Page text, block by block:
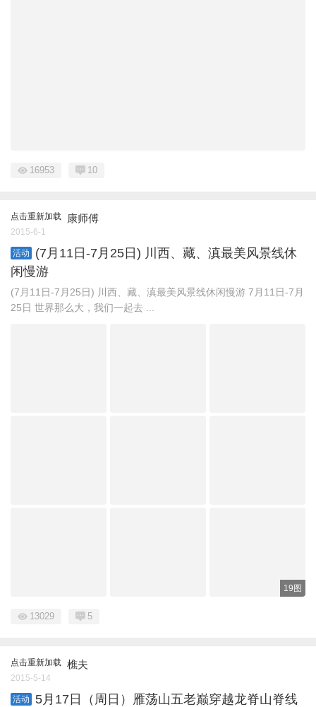
16953 10
点击重新加载 康师傅
2015-6-1
活动
(7月11日-7月25日) 川西、藏、滇最美风景线休
闲慢游
(7月11日-7月25日) 川西、藏、滇最美风景线休闲慢游 7月11日-7月
25日 世界那么大，我们一起去 ...
19图
13029 5
点击重新加载 樵夫
2015-5-14
活动
5月17日（周日）雁荡山五老巅穿越龙脊山脊线